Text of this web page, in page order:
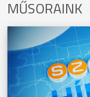
MŰSORAINK